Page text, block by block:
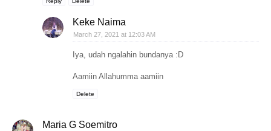
Keke Naima
March 27, 2021 at 12:03 AM
Iya, udah ngalahin bundanya :D
Aamiin Allahumma aamiin
Delete
Maria G Soemitro